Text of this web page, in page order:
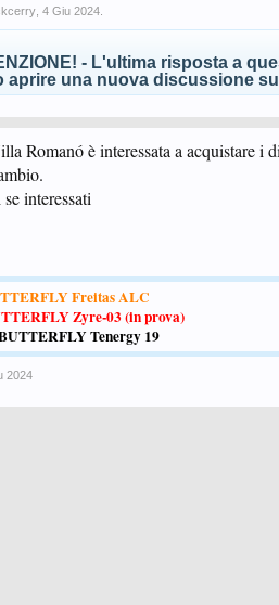
4 Giu 2024
- L'ultima risposta a
aprire una nuova discussione
Romanó è interessata a acquistare i
interessati
Freitas ALC
Zyre-03 (in prova)
Tenergy 19
2024